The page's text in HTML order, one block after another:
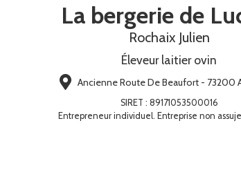
La bergerie de
Rochaix Julien
Éleveur laitier ovin
Ancienne Route De Beaufort - 73200
SIRET : 89171053500016
Entrepreneur individuel. Entreprise non